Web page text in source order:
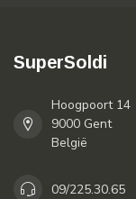
SuperSoldi
Hoogpoort 14
9000 Gent
België
09/225.30.65